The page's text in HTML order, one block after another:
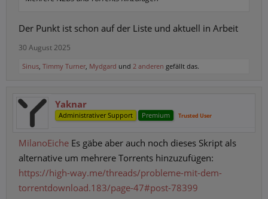
Der Punkt ist schon auf der Liste und aktuell in Arbeit
30 August 2025
Sinus, Timmy Turner, Mydgard und 2 anderen gefällt das.
Yaknar
Administrativer Support Premium Trusted User
MilanoEiche Es gäbe aber auch noch dieses Skript als
alternative um mehrere Torrents hinzuzufügen:
https://high-way.me/threads/probleme-mit-dem-
torrentdownload.183/page-47#post-78399